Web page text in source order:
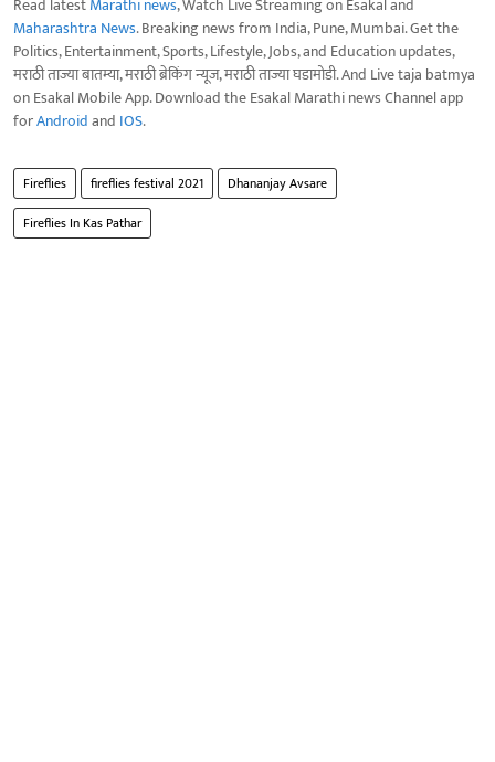
Maharashtra News. Breaking news from India, Pune, Mumbai. Get the
Politics, Entertainment, Sports, Lifestyle, Jobs, and Education updates,
मराठी ताज्या बातम्या, मराठी ब्रेकिंग न्यूज, मराठी ताज्या घडामोडी. And Live taja batmya
on Esakal Mobile App. Download the Esakal Marathi news Channel app
forAndroidand IOS.
Fireflies fireflies festival 2021
Dhananjay Avsare
Fireflies In Kas Pathar